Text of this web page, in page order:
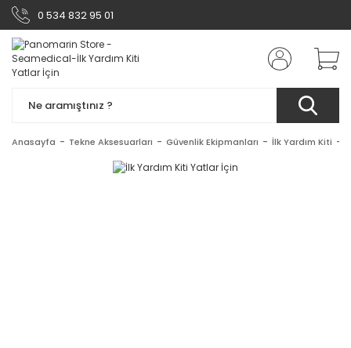
0 534 832 95 01
Anasayfa Tekne Aksesuarları Güvenlik Ekipmanları İlk Yardım Kiti